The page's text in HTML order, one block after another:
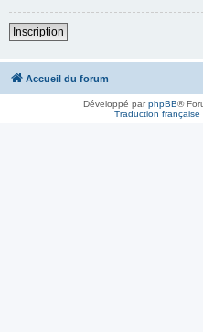
Inscription
Accueil du forum
Développé parphpBB®
Traduction française